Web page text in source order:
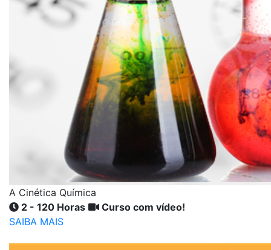
A Cinética Química
2 - 120 Horas
Curso com vídeo!
SAIBA MAIS